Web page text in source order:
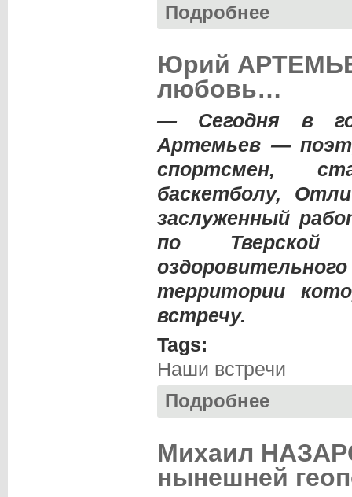
Подробнее
Юрий
любовь…
— Сегодня в
Артемьев —
спортсмен,
баскетболу,
заслуженный
по Тверской
территории
встречу.
Tags:
Наши встречи
Подробнее
Михаил
нынешней